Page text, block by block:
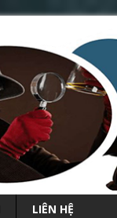
LIÊN HỆ